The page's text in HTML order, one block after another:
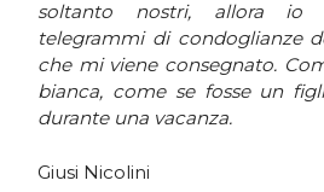
soltanto nostri, allora io
telegrammi di condoglianze
che mi viene consegnato.
bianca, come se fosse un
durante una vacanza.
Giusi Nicolini